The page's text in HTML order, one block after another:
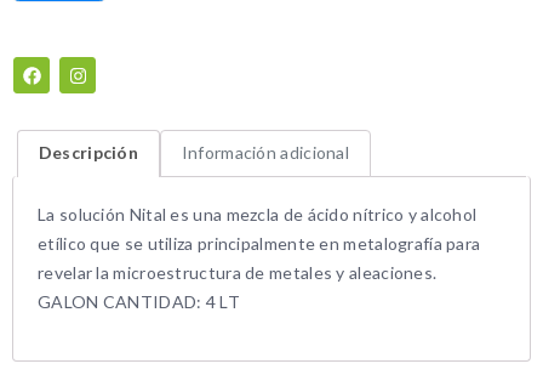
Descripción Información adicional
La solución Nital es una mezcla de ácido nítrico y alcohol
etílico que se utiliza principalmente en metalografía para
revelar la microestructura de metales y aleaciones.
GALON CANTIDAD: 4 LT